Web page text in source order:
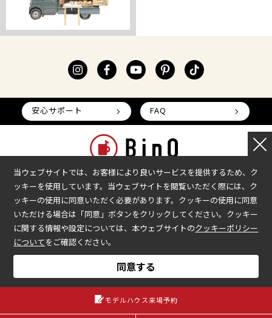
安心サポート FAQ
本部へのお問い合わせ
会社情報
プライバシーポリシー
加盟企業の募集
加盟店様ログイン
COPYRIGHT © BinO ALL RIGHTS RESERVED.
当ウェブサイトでは、お客様により良いサービスを提供するため、ク
ッキーを使用しています。当ウェブサイトを閲覧いただく際には、ク
ッキーの使用に同意いただく必要があります。クッキーの使用に同意
いただける場合は「同意」ボタンをクリックしてください。クッキー
に関する情報や設定については、本ウェブサイトのクッキーポリシー
についてをご確認ください。
同意する
モデルハウス来場予約